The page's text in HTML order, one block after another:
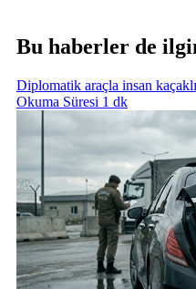
Bu haberler de
Diplomatik araçla insan
Okuma Süresi 1 dk